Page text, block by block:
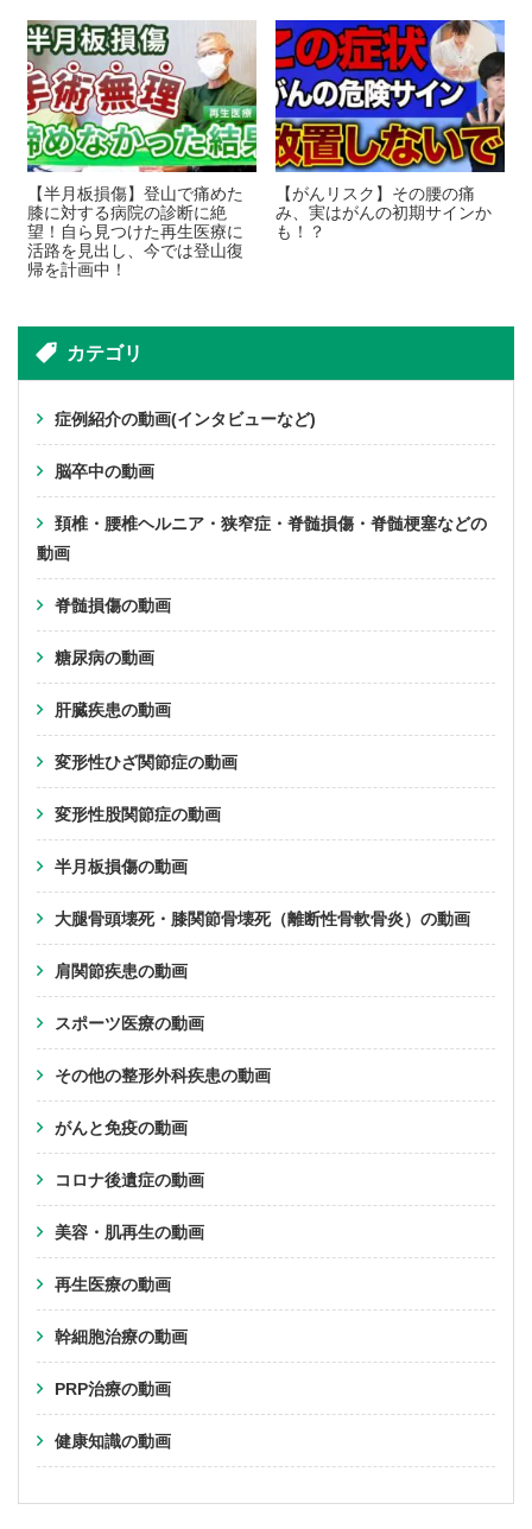
【半月板損傷】登山で痛めた
膝に対する病院の診断に絶
望！自ら見つけた再生医療に
活路を見出し、今では登山復
帰を計画中！
【がんリスク】その腰の痛
み、実はがんの初期サインか
も！？
カテゴリ
症例紹介の動画(インタビューなど)
脳卒中の動画
頚椎・腰椎ヘルニア・狭窄症・脊髄損傷・脊髄梗塞などの
動画
脊髄損傷の動画
糖尿病の動画
肝臓疾患の動画
変形性ひざ関節症の動画
変形性股関節症の動画
半月板損傷の動画
大腿骨頭壊死・膝関節骨壊死（離断性骨軟骨炎）の動画
肩関節疾患の動画
スポーツ医療の動画
その他の整形外科疾患の動画
がんと免疫の動画
コロナ後遺症の動画
美容・肌再生の動画
再生医療の動画
幹細胞治療の動画
PRP治療の動画
健康知識の動画